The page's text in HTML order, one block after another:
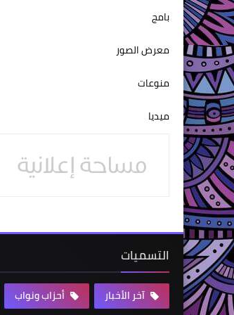
بامج
معرض الصور
منوعات
ميديا
التسميات
آخر الأخبار أحزاب ونواب